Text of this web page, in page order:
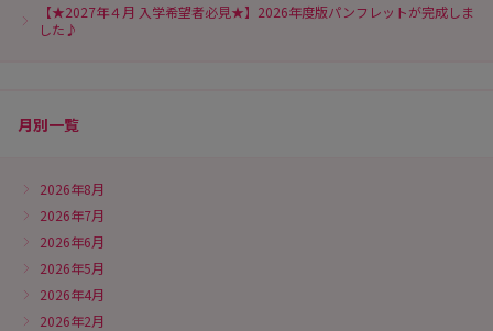
【★2027年４月 入学希望者必見★】2026年度版パンフレットが完成しま
した♪
月別一覧
2026年8月
2026年7月
2026年6月
2026年5月
2026年4月
2026年2月